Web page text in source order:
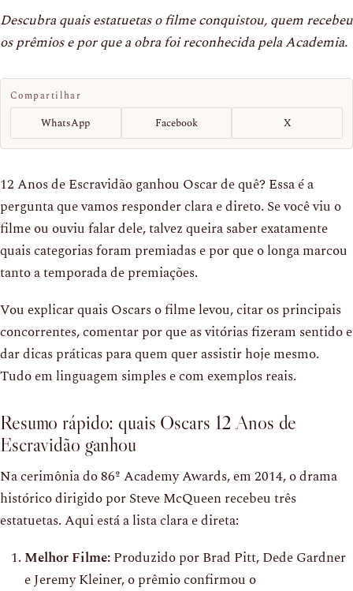
Descubra quais estatuetas o filme conquistou, quem recebeu
os prêmios e por que a obra foi reconhecida pela Academia.
Compartilhar
WhatsApp Facebook X
12 Anos de Escravidão ganhou Oscar de quê? Essa é a
pergunta que vamos responder clara e direto. Se você viu o
filme ou ouviu falar dele, talvez queira saber exatamente
quais categorias foram premiadas e por que o longa marcou
tanto a temporada de premiações.
Vou explicar quais Oscars o filme levou, citar os principais
concorrentes, comentar por que as vitórias fizeram sentido e
dar dicas práticas para quem quer assistir hoje mesmo.
Tudo em linguagem simples e com exemplos reais.
Resumo rápido: quais Oscars 12 Anos de
Escravidão ganhou
Na cerimônia do 86º Academy Awards, em 2014, o drama
histórico dirigido por Steve McQueen recebeu três
estatuetas. Aqui está a lista clara e direta:
Melhor Filme:Produzido por Brad Pitt, Dede Gardner
e Jeremy Kleiner, o prêmio confirmou o